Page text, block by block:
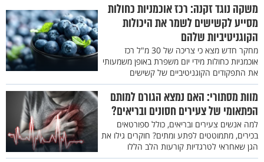
משקה נוגד זקנה: רכז אוכמניות כחולות
מסייע לקשישים לשמר את היכולות
הקוגניטיביות שלהם
מחקר חדש מצא כי צריכה של 30 מ"ל רכז
אוכמניות כחולות מידי יום משפרת באופן משמעותי
את התפקודים הקוגניטיביים של קשישים
מוות מסתורי: האם נמצא הגורם למותם
הפתאומי של צעירים חסונים ובריאים?
למה אנשים צעירים ובריאים, כולל ספורטאים
בכירים, מתמוטטים לפתע ומתים? חוקרים גילו את
הגן שאחראי לטרגדיות קורעות הלב הללו